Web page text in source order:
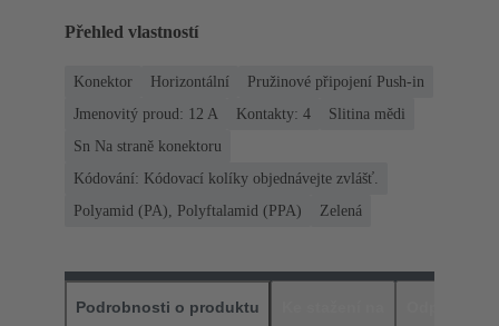
Přehled vlastností
Konektor Horizontální
Pružinové připojení Push-in
Jmenovitý proud: ‌12 A
Kontakty: 4
Slitina mědi
Sn Na straně konektoru
Kódování: Kódovací kolíky objednávejte zvlášť.
Polyamid (PA), Polyftalamid (PPA)
Zelená
Podrobnosti o produktu